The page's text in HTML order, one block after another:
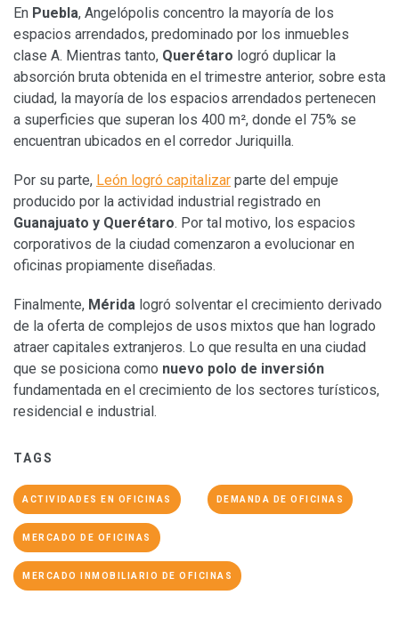
En Puebla, Angelópolis concentro la mayoría de los
espacios arrendados, predominado por los inmuebles
clase A. Mientras tanto, Querétaro logró duplicar la
absorción bruta obtenida en el trimestre anterior, sobre esta
ciudad, la mayoría de los espacios arrendados pertenecen
a superficies que superan los 400 m², donde el 75% se
encuentran ubicados en el corredor Juriquilla.
Por su parte, León logró capitalizar parte del empuje
producido por la actividad industrial registrado en
Guanajuato y Querétaro. Por tal motivo, los espacios
corporativos de la ciudad comenzaron a evolucionar en
oficinas propiamente diseñadas.
Finalmente, Mérida logró solventar el crecimiento derivado
de la oferta de complejos de usos mixtos que han logrado
atraer capitales extranjeros. Lo que resulta en una ciudad
que se posiciona como nuevo polo de inversión
fundamentada en el crecimiento de los sectores turísticos,
residencial e industrial.
TAGS
ACTIVIDADES EN OFICINAS DEMANDA DE OFICINAS
MERCADO DE OFICINAS
MERCADO INMOBILIARIO DE OFICINAS